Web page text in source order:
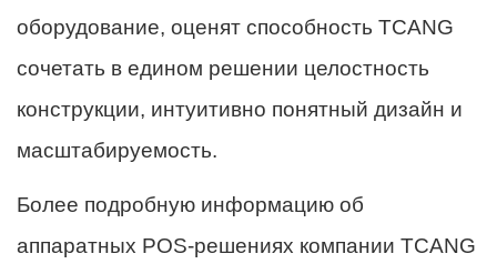
оборудование, оценят способность TCANG
сочетать в едином решении целостность
конструкции, интуитивно понятный дизайн и
масштабируемость.
Более подробную информацию об
аппаратных POS-решениях компании TCANG